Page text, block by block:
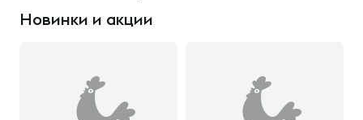
Новинки и акции